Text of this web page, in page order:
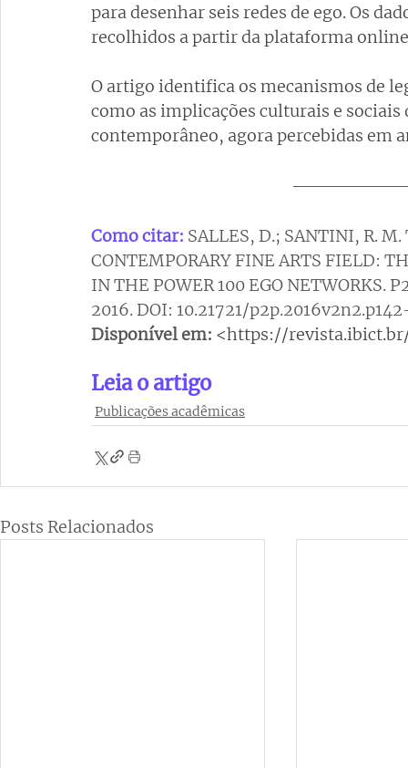
para desenhar seis redes de ego. Os
recolhidos a partir da plataforma
O artigo identifica os mecanismos de
como as implicações culturais e
contemporâneo, agora percebidas em
Como citar: SALLES, D.; SANTINI, R.
CONTEMPORARY FINE ARTS FIELD:
IN THE POWER 100 EGO NETWORKS.
2016. DOI: 10.21721/
Disponível em: <https://
Leia o artigo
Publicações acadêmicas
Posts Relacionados